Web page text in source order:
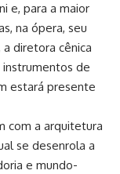
e, para a maior
na ópera, seu
a diretora cênica
instrumentos de
estará presente
com a arquitetura
se desenrola a
e mundo-